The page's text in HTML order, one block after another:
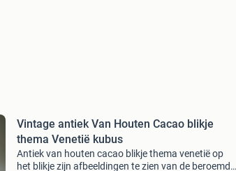
Vintage antiek Van Houten Cacao blikje
thema Venetië kubus
Antiek van houten cacao blikje thema venetië op
het blikje zijn afbeeldingen te zien van de beroemde